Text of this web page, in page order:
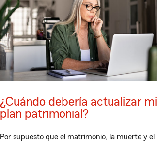
¿Cuándo debería actualizar mi
plan patrimonial?
Por supuesto que el matrimonio, la muerte y el